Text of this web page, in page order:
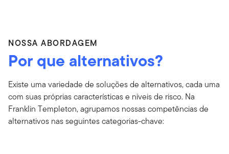
NOSSA ABORDAGEM
Por que alternativos?
Existe uma variedade de soluções de alternativos, cada uma
com suas próprias características e níveis de risco. Na
Franklin Templeton, agrupamos nossas competências de
alternativos nas seguintes categorias-chave: